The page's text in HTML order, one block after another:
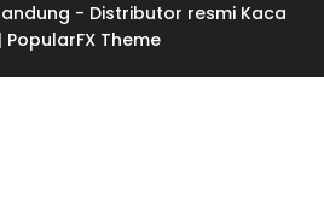
- Distributor resmi Kaca
PopularFX Theme